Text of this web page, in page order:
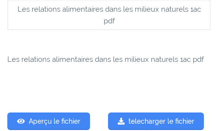
Les relations alimentaires dans les milieux naturels 1ac
pdf
Les relations alimentaires dans les milieux naturels 1ac pdf
Aperçu le fichier telecharger le fichier